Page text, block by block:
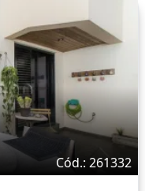
Cód.: 261332